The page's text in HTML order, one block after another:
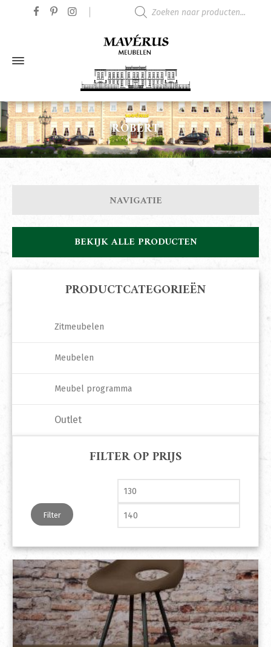
ROBERT
NAVIGATIE
BEKIJK ALLE PRODUCTEN
PRODUCTCATEGORIEËN
Zitmeubelen
Meubelen
Meubel programma
Outlet
FILTER OP PRIJS
Min. prijs
Filter